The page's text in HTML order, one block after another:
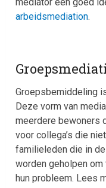
arbeidsmediation.
Groepsbemiddeling
Deze vorm van
meerdere bewoners
voor collega’s die
familieleden die in
worden geholpen
hun probleem. Lees